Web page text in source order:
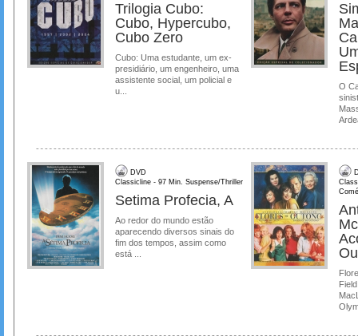
Trilogia Cubo:
Cubo, Hypercubo,
Cubo Zero
Cubo: Uma estudante, um ex-
presidiário, um engenheiro, uma
assistente social, um policial e
u...
O
DVD
Classicline - 97 Min. Suspense/Thriller
Setima Profecia, A
Ao redor do mundo estão
aparecendo diversos sinais do
fim dos tempos, assim como
está ...